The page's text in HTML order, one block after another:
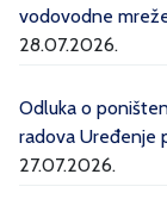
vodovodne
28.07.2026.
Odluka o
radova Uređenje
27.07.2026.